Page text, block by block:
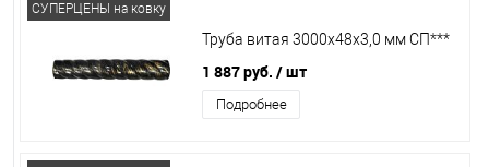
СУПЕРЦЕНЫ на ковку
Труба витая 3000х48x3,0 мм СП***
1 887 руб. / шт
Подробнее